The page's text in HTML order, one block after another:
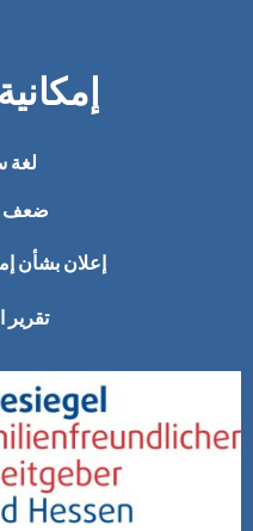
لغة
ضعف
إعلان بشأن
تقرير